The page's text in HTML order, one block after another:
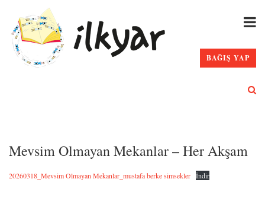
BAĞIŞ YAP
Mevsim Olmayan Mekanlar – Her Akşam
20260318_Mevsim Olmayan Mekanlar_mustafa berke simsekler İndir